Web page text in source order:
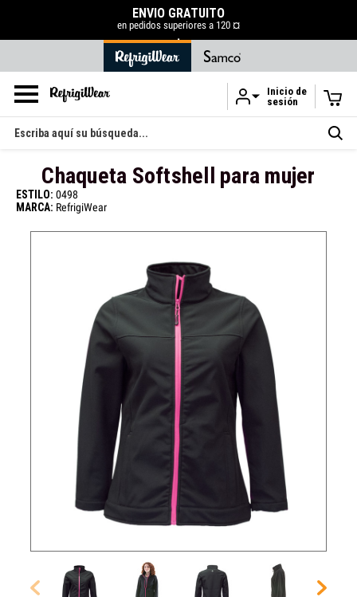
Ir al contenido principal
ENVÍO GRATUITO
en pedidos superiores a 120 ¤
.
Inicio de
sesión
Buscar
en
Chaqueta Softshell para mujer
ESTILO: 0498
MARCA: RefrigiWear